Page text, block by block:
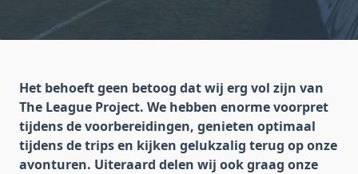
Het behoeft geen betoog dat wij erg vol zijn van
The League Project. We hebben enorme voorpret
tijdens de voorbereidingen, genieten optimaal
tijdens de trips en kijken gelukzalig terug op onze
avonturen. Uiteraard delen wij ook graag onze